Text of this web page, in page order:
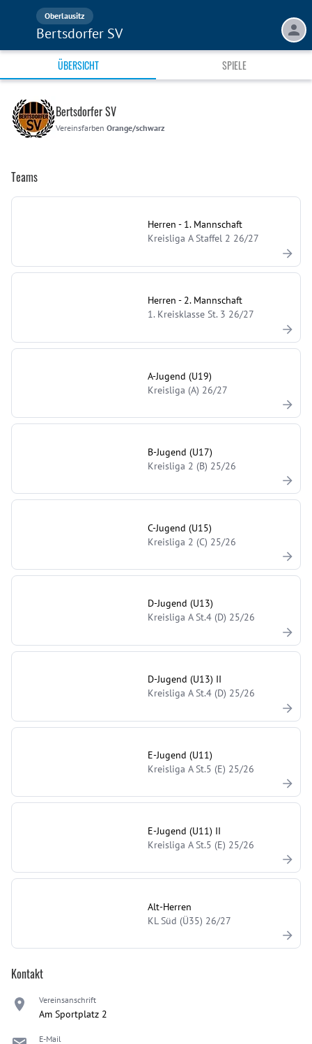
Oberlausitz
Bertsdorfer SV
ÜBERSICHT SPIELE
Bertsdorfer SV
Vereinsfarben Orange/schwarz
Teams
Herren - 1. Mannschaft
Kreisliga A Staffel 2 26/27
Herren - 2. Mannschaft
1. Kreisklasse St. 3 26/27
A-Jugend (U19)
Kreisliga (A) 26/27
B-Jugend (U17)
Kreisliga 2 (B) 25/26
C-Jugend (U15)
Kreisliga 2 (C) 25/26
D-Jugend (U13)
Kreisliga A St.4 (D) 25/26
D-Jugend (U13) II
Kreisliga A St.4 (D) 25/26
E-Jugend (U11)
Kreisliga A St.5 (E) 25/26
E-Jugend (U11) II
Kreisliga A St.5 (E) 25/26
Alt-Herren
KL Süd (Ü35) 26/27
Kontakt
Vereinsanschrift
Am Sportplatz 2
E-Mail